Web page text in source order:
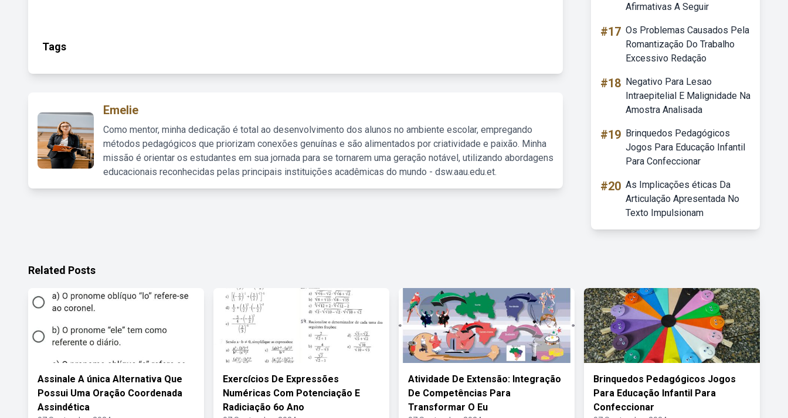
Tags
Emelie
Como mentor, minha dedicação é total ao desenvolvimento dos alunos no ambiente escolar, empregando
métodos pedagógicos que priorizam conexões genuínas e são alimentados por criatividade e paixão. Minha
missão é orientar os estudantes em sua jornada para se tornarem uma geração notável, utilizando abordagens
educacionais reconhecidas pelas principais instituições acadêmicas do mundo - dsw.aau.edu.et.
Afirmativas A Seguir
#17 Os Problemas Causados Pela
Romantização Do Trabalho
Excessivo Redação
#18 Negativo Para Lesao
Intraepitelial E Malignidade Na
Amostra Analisada
#19 Brinquedos Pedagógicos
Jogos Para Educação Infantil
Para Confeccionar
#20 As Implicações éticas Da
Articulação Apresentada No
Texto Impulsionam
Related Posts
Assinale A única Alternativa Que
Possui Uma Oração Coordenada
Assindética
Exercícios De Expressões
Numéricas Com Potenciação E
Radiciação 6o Ano
Atividade De Extensão: Integração
De Competências Para
Transformar O Eu
Brinquedos Pedagógicos Jogos
Para Educação Infantil Para
Confeccionar